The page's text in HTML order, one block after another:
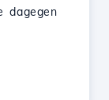
dagegen